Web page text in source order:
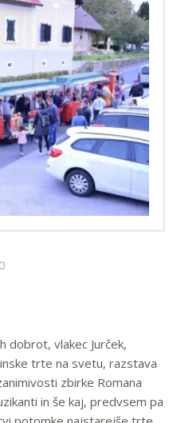
0
dobrot, vlakec Jurček,
trte na svetu, razstava
zbirke Romana
in še kaj, predvsem pa